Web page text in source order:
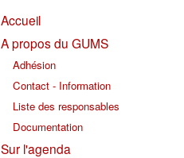
Accueil
A propos du GUMS
Adhésion
Contact - Information
Liste des responsables
Documentation
Sur l'agenda